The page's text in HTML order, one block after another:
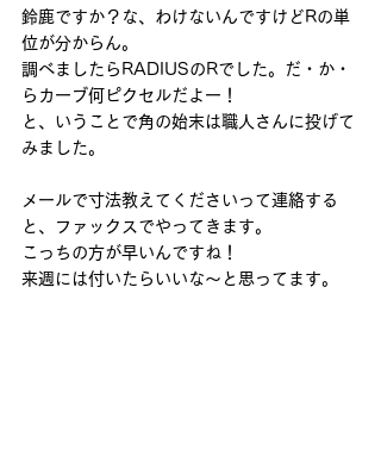
鈴鹿ですか？な、わけないんですけどRの単
位が分からん。
調べましたらRADIUSのRでした。だ・か・
らカーブ何ピクセルだよー！
と、いうことで角の始末は職人さんに投げて
みました。
メールで寸法教えてくださいって連絡する
と、ファックスでやってきます。
こっちの方が早いんですね！
来週には付いたらいいな〜と思ってます。